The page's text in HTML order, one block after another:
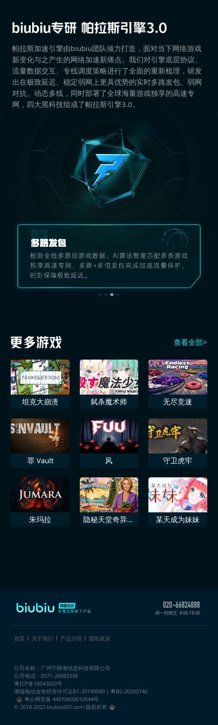
帕拉斯加速引擎由biubiu团队倾力打造，面对当下网络游戏
新变化与之产生的网络加速新痛点。我们对引擎底层协议、
流量数据交互、专线调度策略进行了全面的重新梳理，研发
出在极致延迟、稳定弱网上更具优势的实时多路发包、弱网
对抗、动态多线，同时部署了全球海量游戏独享的高速专
网，四大黑科技组成了帕拉斯引擎3.0。
查看全部>
坦克大崩溃 弑杀魔术师 无尽竞速
罪 Vault 风 守卫虎牢
朱玛拉
隐秘天堂奇异果
某天成为妹妹
周一到周五 9:00-18:00
首页 关于我们 产品介绍 隐私政策
公司名称：广州宁静海信息科技有限公司
公司电话：0571-26883338
粤ICP备16043020号
增值电信业务经营许可证B1-20190040 | 粤B2-20200746
粤公网安备 44010602010544号
© 2018-2022 biubiu001.com 版权所有